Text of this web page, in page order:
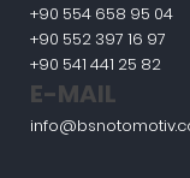
+90 554 658 95 04
+90 552 397 16 97
+90 541 441 25 82
E-MAIL